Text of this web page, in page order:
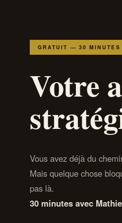
GRATUIT — 30 MINUTES
Votre
Vous avez déjà du
Mais quelque chose
pas là.
30 minutes avec